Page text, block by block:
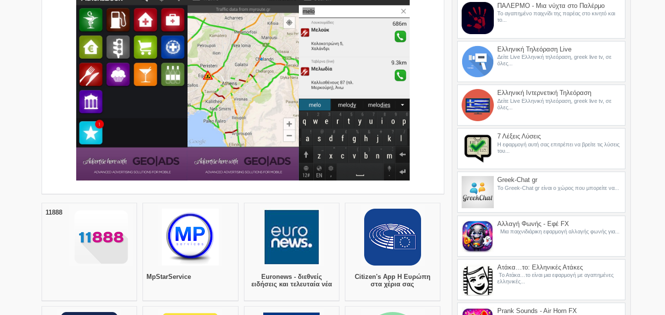
11888
MpStarService
Euronews - διεθνείς
ειδήσεις και τελευταία νέα
Citizen's App Η Ευρώπη
στα χέρια σας
ΠΑΛΕΡΜΟ - Μια νύχτα στο Παλέρμο
Το αγαπημένο παιχνίδι της παρέας στο κινητό και
το...
Ελληνική Τηλεόραση Live
Δείτε Live Ελληνική τηλεόραση, greek live tv, σε
όλες...
Ελληνική Ιντερνετική Τηλεόραση
Δείτε Live Ελληνική τηλεόραση, greek live tv, σε
όλες...
7 Λέξεις Λύσεις
Η εφαρμογή αυτή σας επιτρέπει να βρείτε τις λύσεις
του...
Greek-Chat gr
Το Greek-Chat gr είναι ο χώρος που μπορείτε να...
Αλλαγή Φωνής - Εφέ FX
Μια παιχνιδιάρικη εφαρμογή αλλαγής φωνής για...
Ατάκα…το: Ελληνικές Ατάκες
Το Ατάκα…το είναι μια εφαρμογή με αγαπημένες
ελληνικές...
Prank Sounds - Air Horn FX